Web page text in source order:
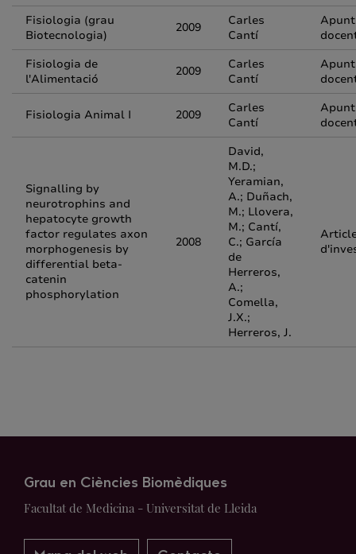
Fisiologia (grau
Biotecnologia)
2009
Carles
Cantí
Fisiologia de
l'Alimentació
2009
Carles
Cantí
Fisiologia Animal I 2009
Carles
Cantí
Signalling by
neurotrophins and
hepatocyte growth
factor regulates axon
morphogenesis by
differential beta-
catenin
phosphorylation
2008
David,
M.D.;
Yeramian,
A.; Duñach,
M.; Llovera,
M.; Cantí,
C.; García
de
Herreros,
A.;
Comella,
J.X.;
Herreros, J.
Grau en Ciències Biomèdiques
Facultat de Medicina - Universitat de Lleida